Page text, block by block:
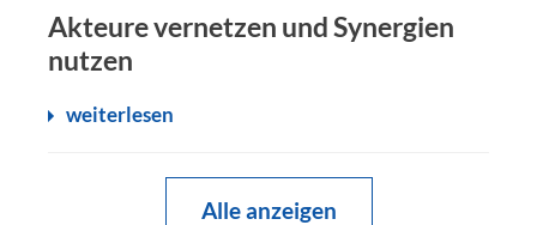
Akteure vernetzen und Synergien
nutzen
weiterlesen
Alle anzeigen